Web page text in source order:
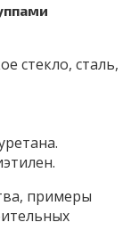
стекло, сталь,
примеры